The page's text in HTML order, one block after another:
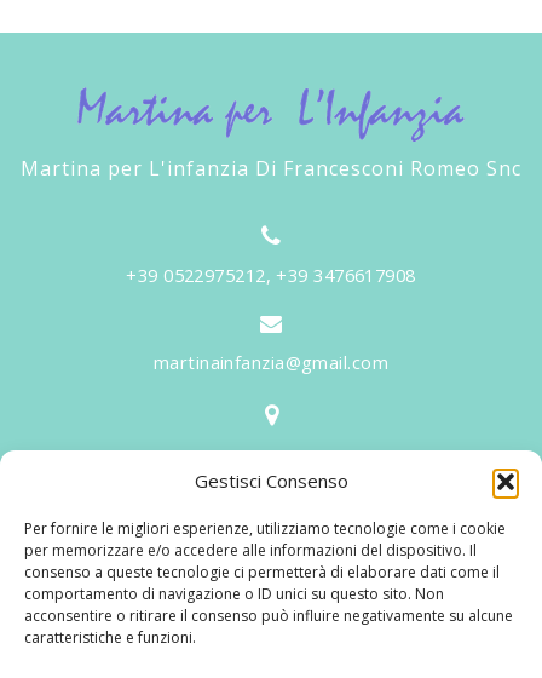
Gestisci Consenso
Per fornire le migliori esperienze, utilizziamo tecnologie come i cookie
per memorizzare e/o accedere alle informazioni del dispositivo. Il
consenso a queste tecnologie ci permetterà di elaborare dati come il
comportamento di navigazione o ID unici su questo sito. Non
acconsentire o ritirare il consenso può influire negativamente su alcune
caratteristiche e funzioni.
Martina per L'infanzia Di Francesconi Romeo Snc
+39 0522975212, +39 3476617908
martinainfanzia@gmail.com
V.le Tiziano, 20 - 42046 Reggiolo
Martina per l'Infanzia, un nome ed un progetto che
nasce prima di tutto da una provata esperienza
maturata sul campo dal suo fondatore in 25 anni di
lavoro. La didattica rivolta al bambino nei suoi primi